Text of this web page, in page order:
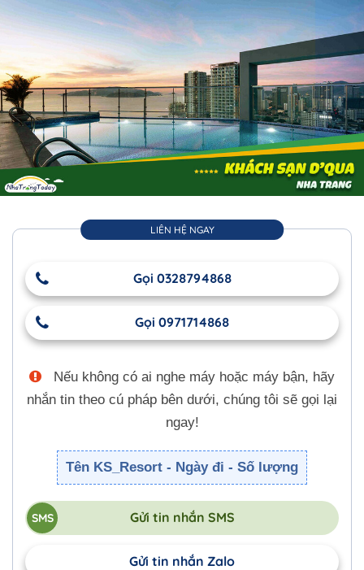
LIÊN HỆ NGAY
Gọi 0328794868
Gọi 0971714868
Nếu không có ai nghe máy hoặc máy bận, hãy
nhắn tin theo cú pháp bên dưới, chúng tôi sẽ gọi lại
ngay!
Tên KS_Resort - Ngày đi - Số lượng
Gửi tin nhắn SMS
Gửi tin nhắn Zalo